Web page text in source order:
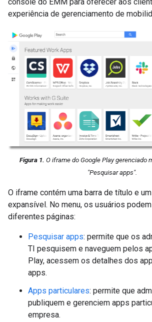
experiência de gerenciamento de
Figura 1. O iframe do Google Play gerenciado
"Pesquisar apps".
O iframe contém uma barra de título e
expansível. No menu, os usuários
diferentes páginas:
Pesquisar apps: permite que os
TI pesquisem e naveguem pelos
Play, acessem os detalhes dos
apps.
Apps particulares: permite que
publiquem e gerenciem apps
empresa.